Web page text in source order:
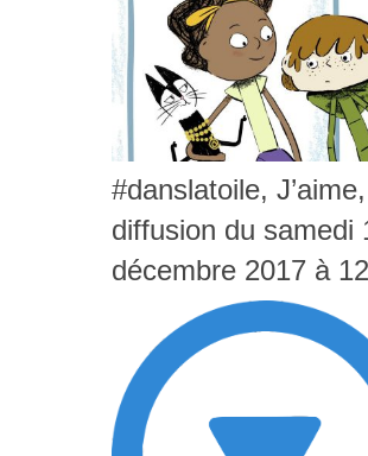
#danslatoile, J’aime,
diffusion du samedi
décembre 2017 à